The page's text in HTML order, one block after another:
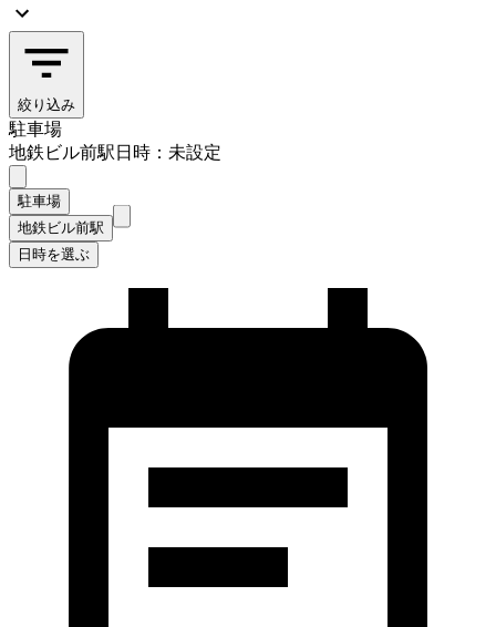
絞り込み
駐車場
地鉄ビル前駅日時：未設定
駐車場
地鉄ビル前駅
日時を選ぶ